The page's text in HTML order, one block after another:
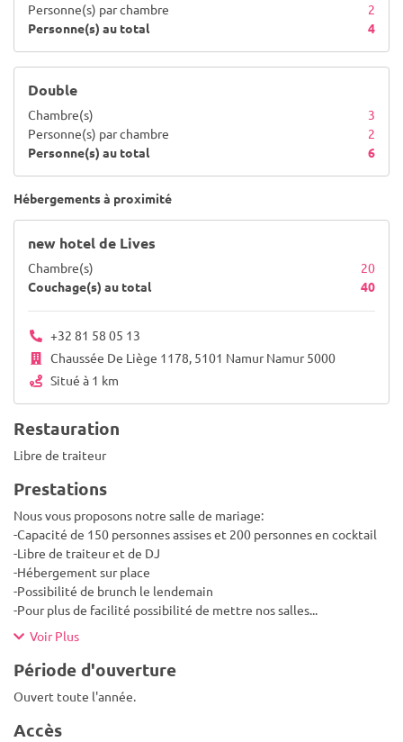
Personne(s) par chambre
2
Personne(s) au total
4
Double
Chambre(s)
3
Personne(s) par chambre
2
Personne(s) au total
6
Hébergements à proximité
new hotel de Lives
Chambre(s)
20
Couchage(s) au total
40
+32 81 58 05 13
Chaussée De Liège 1178, 5101 Namur Namur 5000
Situé à 1 km
Restauration
Libre de traiteur
Prestations
Nous vous proposons notre salle de mariage:
-Capacité de 150 personnes assises et 200 personnes en cocktail
-Libre de traiteur et de DJ
-Hébergement sur place
-Possibilité de brunch le lendemain
-Pour plus de facilité possibilité de mettre nos salles...
Voir Plus
Période d'ouverture
Ouvert toute l'année.
Accès